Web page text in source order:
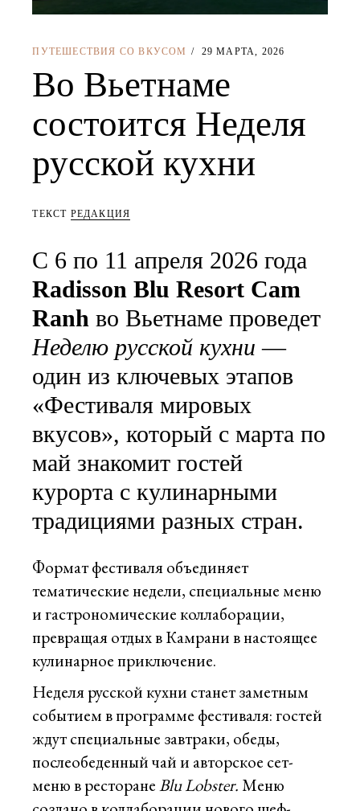
ПУТЕШЕСТВИЯ СО ВКУСОМ 29 МАРТА, 2026
Во Вьетнаме
состоится Неделя
русской кухни
ТЕКСТ РЕДАКЦИЯ
С 6 по 11 апреля 2026 года
Radisson Blu Resort Cam
Ranhво Вьетнаме проведет
Неделю русской кухни —
один из ключевых этапов
«Фестиваля мировых
вкусов», который с марта по
май знакомит гостей
курорта с кулинарными
традициями разных стран.
Формат фестиваля объединяет
тематические недели, специальные меню
и гастрономические коллаборации,
превращая отдых в Камрани в настоящее
кулинарное приключение.
Неделя русской кухни станет заметным
событием в программе фестиваля: гостей
ждут специальные завтраки, обеды,
послеобеденный чай и авторское сет-
меню в ресторанеBlu Lobster.Меню